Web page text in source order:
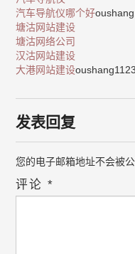
汽车导航仪哪个好
塘沽网站建设
塘沽网络公司
汉沽网站建设
大港网站建设
发表回复
您的电子邮箱地址不会被公
评论*